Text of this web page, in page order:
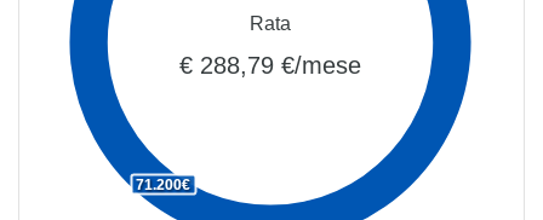
71.200€
Rata
€ 288,79 €/mese